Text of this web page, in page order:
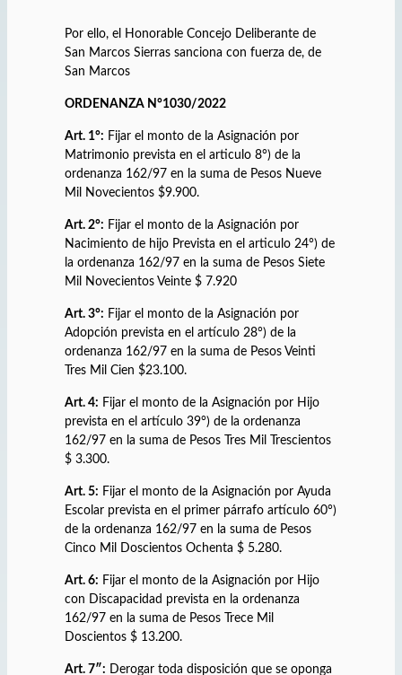
Por ello, el Honorable Concejo Deliberante de
San Marcos Sierras sanciona con fuerza de, de
San Marcos
ORDENANZA N°1030/2022
Art. 1°: Fijar el monto de la Asignación por
Matrimonio prevista en el articulo 8°) de la
ordenanza 162/97 en la suma de Pesos Nueve
Mil Novecientos $9.900.
Art. 2°: Fijar el monto de la Asignación por
Nacimiento de hijo Prevista en el articulo 24°) de
la ordenanza 162/97 en la suma de Pesos Siete
Mil Novecientos Veinte $ 7.920
Art. 3°: Fijar el monto de la Asignación por
Adopción prevista en el artículo 28°) de la
ordenanza 162/97 en la suma de Pesos Veinti
Tres Mil Cien $23.100.
Art. 4: Fijar el monto de la Asignación por Hijo
prevista en el artículo 39°) de la ordenanza
162/97 en la suma de Pesos Tres Mil Trescientos
$ 3.300.
Art. 5: Fijar el monto de la Asignación por Ayuda
Escolar prevista en el primer párrafo artículo 60°)
de la ordenanza 162/97 en la suma de Pesos
Cinco Mil Doscientos Ochenta $ 5.280.
Art. 6: Fijar el monto de la Asignación por Hijo
con Discapacidad prevista en la ordenanza
162/97 en la suma de Pesos Trece Mil
Doscientos $ 13.200.
Art. 7″: Derogar toda disposición que se oponga